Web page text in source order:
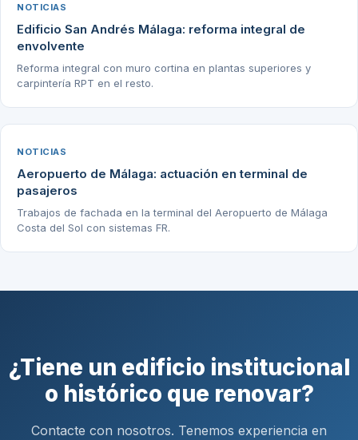
NOTICIAS
Edificio San Andrés Málaga: reforma integral de
envolvente
Reforma integral con muro cortina en plantas superiores y
carpintería RPT en el resto.
NOTICIAS
Aeropuerto de Málaga: actuación en terminal de
pasajeros
Trabajos de fachada en la terminal del Aeropuerto de Málaga
Costa del Sol con sistemas FR.
¿Tiene un edificio institucional
o histórico que renovar?
Contacte con nosotros. Tenemos experiencia en